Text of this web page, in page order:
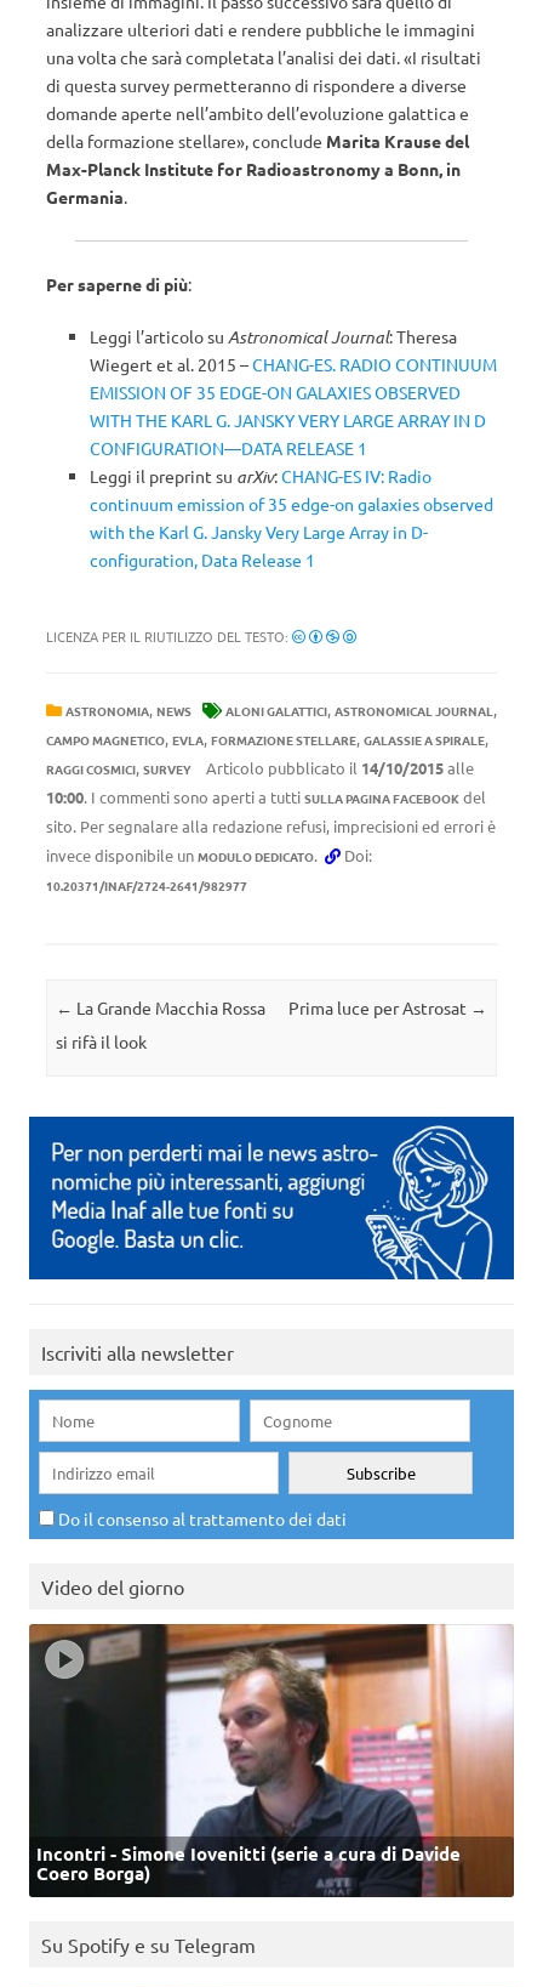
analizzare ulteriori dati e rendere pubbliche le immagini
una volta che sarà completata l’analisi dei dati. «I risultati
di questa survey permetteranno di rispondere a diverse
domande aperte nell’ambito dell’evoluzione galattica e
della formazione stellare», conclude Marita Krause del
Max-Planck Institute for Radioastronomy a Bonn, in
Germania.
Per saperne di più:
Leggi l’articolo su Astronomical Journal: Theresa
Wiegert et al. 2015 –CHANG-ES. RADIO CONTINUUM
EMISSION OF 35 EDGE-ON GALAXIES OBSERVED
WITH THE KARL G. JANSKY VERY LARGE ARRAY IN D
CONFIGURATION—DATA RELEASE 1
Leggi il preprint su arXiv:CHANG-ES IV: Radio
continuum emission of 35 edge-on galaxies observed
with the Karl G. Jansky Very Large Array in D-
configuration, Data Release 1
LICENZA PER IL RIUTILIZZO DEL TESTO:
ASTRONOMIA, NEWS ALONI GALATTICI, ASTRONOMICAL JOURNAL,
CAMPO MAGNETICO, EVLA, FORMAZIONE STELLARE, GALASSIE A SPIRALE,
RAGGI COSMICI, SURVEY Articolo pubblicato il 14/10/2015alle
10:00. I commenti sono aperti a tutti SULLA PAGINA FACEBOOK del
sito. Per segnalare alla redazione refusi, imprecisioni ed errori è
invece disponibile un MODULO DEDICATO. Doi:
10.20371/INAF/2724-2641/982977
Navigazione articolo
← La Grande Macchia Rossa
si rifà il look
Prima luce per Astrosat →
Iscriviti alla newsletter
Do il consenso al trattamento dei dati
Video del giorno
Incontri - Simone Iovenitti (serie a cura di Davide
Coero Borga)
Su Spotify e su Telegram